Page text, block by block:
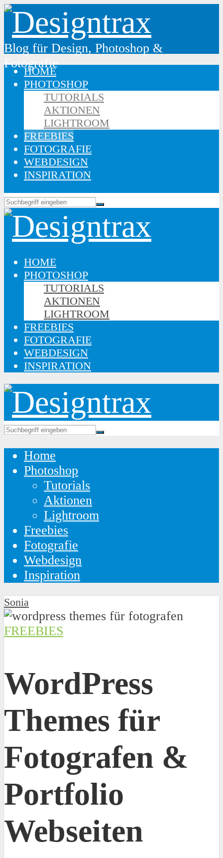
Blog für Design, Photoshop &
Fotografie
HOME
PHOTOSHOP
TUTORIALS
AKTIONEN
LIGHTROOM
FREEBIES
FOTOGRAFIE
WEBDESIGN
INSPIRATION
HOME
PHOTOSHOP
TUTORIALS
AKTIONEN
LIGHTROOM
FREEBIES
FOTOGRAFIE
WEBDESIGN
INSPIRATION
Home
Photoshop
Tutorials
Aktionen
Lightroom
Freebies
Fotografie
Webdesign
Inspiration
Sonia
FREEBIES
WordPress
Themes für
Fotografen &
Portfolio
Webseiten